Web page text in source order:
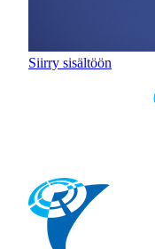
Siirry sisältöön